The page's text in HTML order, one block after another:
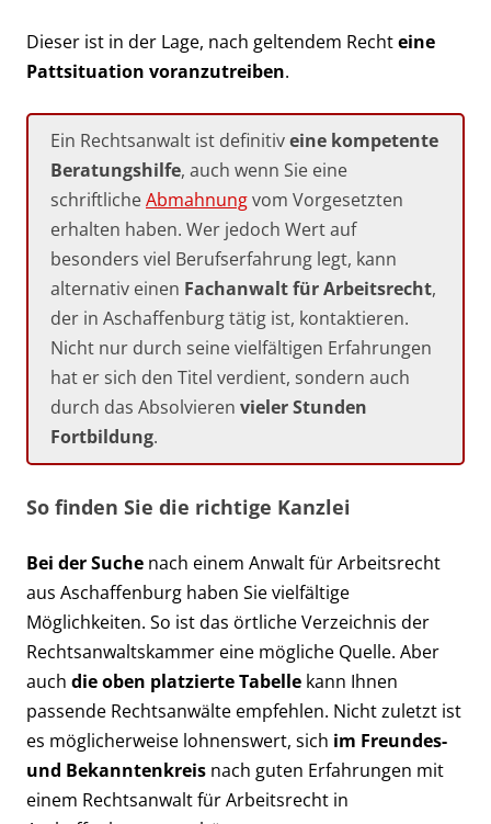
Dieser ist in der Lage, nach geltendem Rechteine
Pattsituation voranzutreiben.
Ein Rechtsanwalt ist definitiveine kompetente
Beratungshilfe, auch wenn Sie eine
schriftlicheAbmahnungvom Vorgesetzten
erhalten haben. Wer jedoch Wert auf
besonders viel Berufserfahrung legt, kann
alternativ einen Fachanwalt für Arbeitsrecht,
der in Aschaffenburg tätig ist, kontaktieren.
Nicht nur durch seine vielfältigen Erfahrungen
hat er sich den Titel verdient, sondern auch
durch das Absolvieren vieler Stunden
Fortbildung.
So finden Sie die richtige Kanzlei
Bei der Suche nach einem Anwalt für Arbeitsrecht
aus Aschaffenburg haben Sie vielfältige
Möglichkeiten. So ist das örtliche Verzeichnis der
Rechtsanwaltskammer eine mögliche Quelle. Aber
auch die oben platzierte Tabelle kann Ihnen
passende Rechtsanwälte empfehlen. Nicht zuletzt ist
es möglicherweise lohnenswert, sich im Freundes-
und Bekanntenkreis nach guten Erfahrungen mit
einem Rechtsanwalt für Arbeitsrecht in